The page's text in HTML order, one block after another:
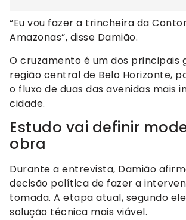
“Eu vou fazer a trincheira da
Amazonas”, disse Damião.
O cruzamento é um dos principais
região central de Belo Horizonte,
o fluxo de duas das avenidas mais
cidade.
Estudo vai definir
obra
Durante a entrevista, Damião
decisão política de fazer a
tomada. A etapa atual, segundo
solução técnica mais viável.